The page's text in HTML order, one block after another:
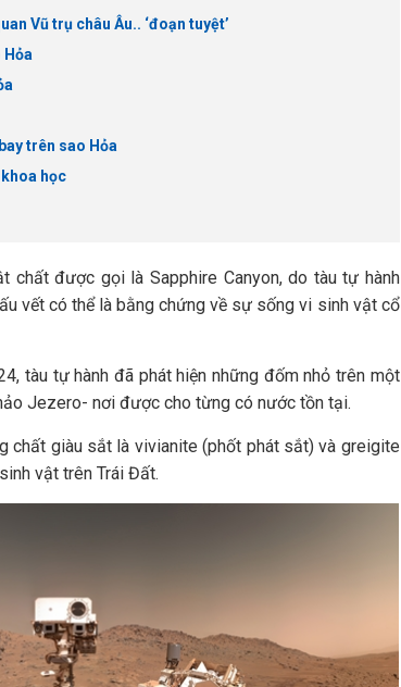
Vũ trụ châu Âu.. ‘đoạn tuyệt’
trên sao Hỏa
học
chất được gọi là Sapphire Canyon, do tàu tự hành
vết có thể là bằng chứng về sự sống vi sinh vật cổ
tàu tự hành đã phát hiện những đốm nhỏ trên một
Jezero- nơi được cho từng có nước tồn tại.
chất giàu sắt là vivianite (phốt phát sắt) và greigite
vật trên Trái Đất.